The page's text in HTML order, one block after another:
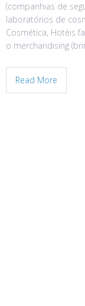
(companhias de
laboratórios de
Cosmética, Hotéis
o merchandising
Read More